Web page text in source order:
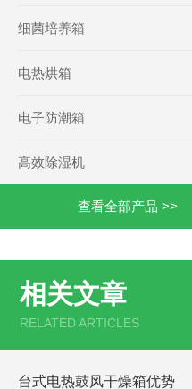
细菌培养箱
电热烘箱
电子防潮箱
高效除湿机
查看全部产品 >>
相关文章
RELATED ARTICLES
台式电热鼓风干燥箱优势